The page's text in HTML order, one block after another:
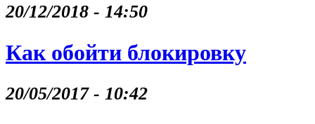
20/12/2018 - 14:50
Как обойти блокировку
20/05/2017 - 10:42